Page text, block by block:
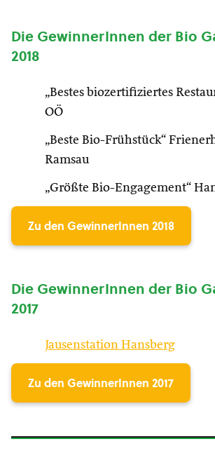
Die GewinnerInnen der Bio
2018
„Bestes biozertifiziertes
OÖ
„Beste Bio-Frühstück“
Ramsau
„Größte Bio-Engagement“
Zu den GewinnerInnen 2018
Die GewinnerInnen der Bio
2017
Jausenstation Hansberg
Zu den GewinnerInnen 2017